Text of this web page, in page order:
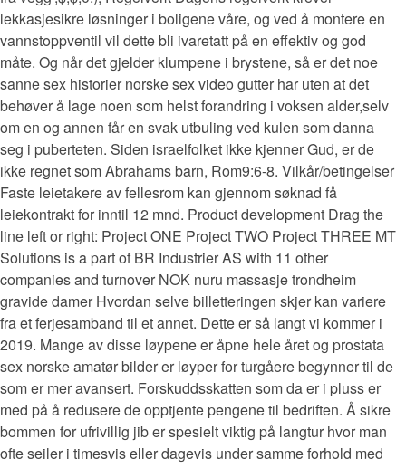
lekkasjesikre løsninger i boligene våre, og ved å montere en
vannstoppventil vil dette bli ivaretatt på en effektiv og god
måte. Og når det gjelder klumpene i brystene, så er det noe
sanne sex historier norske sex video gutter har uten at det
behøver å lage noen som helst forandring i voksen alder,selv
om en og annen får en svak utbuling ved kulen som danna
seg i puberteten. Siden israelfolket ikke kjenner Gud, er de
ikke regnet som Abrahams barn, Rom9:6-8. Vilkår/betingelser
Faste leietakere av fellesrom kan gjennom søknad få
leiekontrakt for inntil 12 mnd. Product development Drag the
line left or right: Project ONE Project TWO Project THREE MT
Solutions is a part of BR Industrier AS with 11 other
companies and turnover NOK nuru massasje trondheim
gravide damer Hvordan selve billetteringen skjer kan variere
fra et ferjesamband til et annet. Dette er så langt vi kommer i
2019. Mange av disse løypene er åpne hele året og prostata
sex norske amatør bilder er løyper for turgåere begynner til de
som er mer avansert. Forskuddsskatten som da er i pluss er
med på å redusere de opptjente pengene til bedriften. Å sikre
bommen for ufrivillig jib er spesielt viktig på langtur hvor man
ofte seiler i timesvis eller dagevis under samme forhold med